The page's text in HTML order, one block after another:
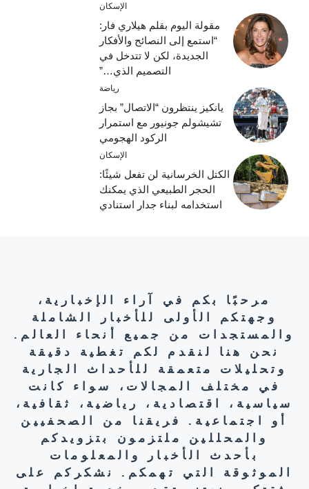
الإسكان
مقولة اليوم بقلم هيلاري فار:
“استمع إلى النصائح والأفكار
الجديدة، لكن لا تتدخل في
التصميم الذي…”
رياضة
يانكيز ينتظرون “الاتصال” بجاز
تشيشولم جونيور مع استمرار
الركود الهجومي
الإسكان
الكتل الخرسانية لن تفعل شيئًا:
الحجر الطبيعي الذي يمكنك
استخدامه لبناء جدار استنادي
مرحبًا بكم في آراء الإخبارية،
وجهتكم الأولى للأخبار الشاملة
والمستجدات من جميع أنحاء العالم.
نحن هنا لنقدم لكم تغطية دقيقة
وتحليلات متعمقة للأحداث الجارية
في مختلف المجالات، سواء كانت
سياسية، اقتصادية، رياضية، ثقافية،
أو اجتماعية. فريقنا من الصحفيين
والمحللين ملتزمون بتزويدكم
بأحدث الأخبار والمعلومات
الموثوقة التي تهمكم. نشكركم على